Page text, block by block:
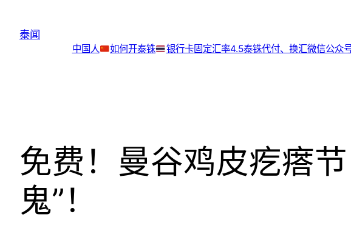
泰闻
中国人 如何开泰铢 银行卡固定汇率4.5泰铢代付、换汇微信公众
免费！曼谷鸡皮疙瘩
鬼”！